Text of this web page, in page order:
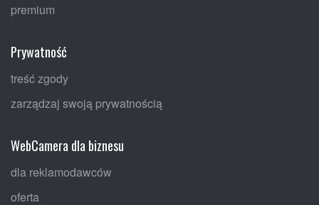
premium
Prywatność
treść zgody
zarządzaj swoją prywatnością
WebCamera dla biznesu
dla reklamodawców
oferta